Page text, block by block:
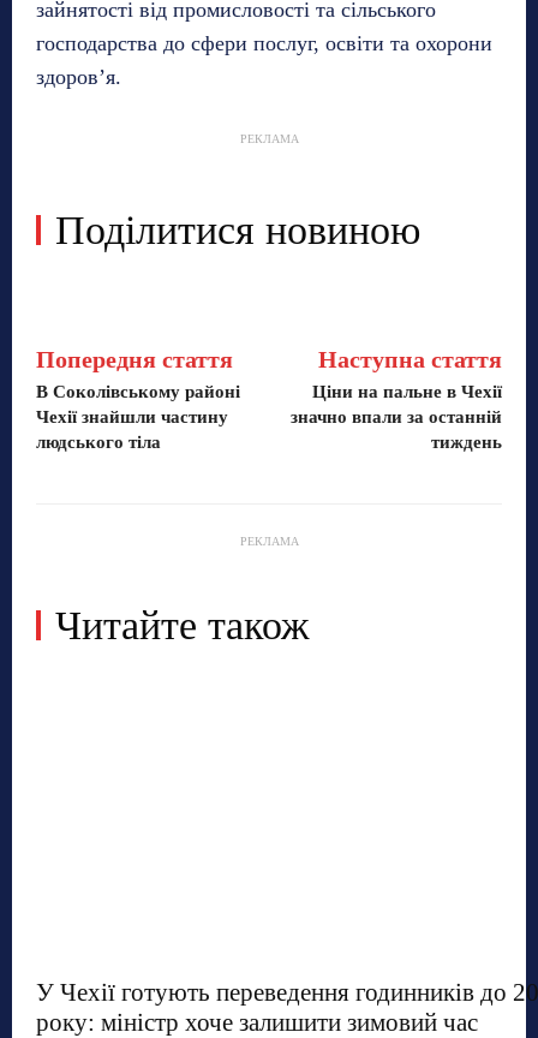
зайнятості від промисловості та сільського
господарства до сфери послуг, освіти та охорони
здоров’я.
РЕКЛАМА
Поділитися новиною
Попередня стаття
В Соколівському районі
Чехії знайшли частину
людського тіла
Наступна стаття
Ціни на пальне в Чехії
значно впали за останній
тиждень
РЕКЛАМА
Читайте також
У Чехії готують переведення годинників до
року: міністр хоче залишити зимовий час